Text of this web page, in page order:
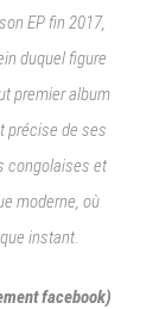
EP fin 2017,
duquel figure
premier album
précise de ses
congolaises et
moderne, où
instant.
facebook)